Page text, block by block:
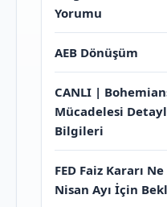
Yorumu
AEB Dönüşüm
CANLI |
Mücadelesi
Bilgileri
FED Faiz Kararı
Nisan Ayı İçin